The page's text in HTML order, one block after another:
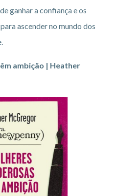
ganhar a confiança e os
ascender no mundo dos
ambição | Heather